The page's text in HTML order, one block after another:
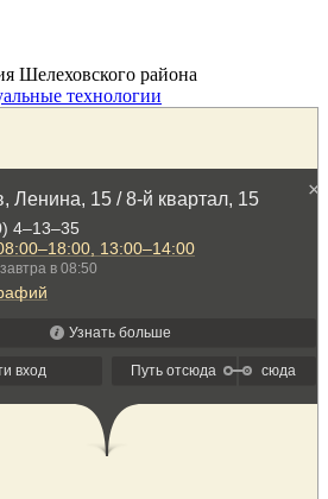
Шелеховского района
технологии